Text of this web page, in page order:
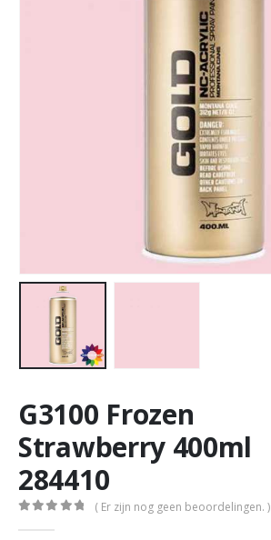
G3100 Frozen
Strawberry 400ml
284410
( Er zijn nog geen beoordelingen. )